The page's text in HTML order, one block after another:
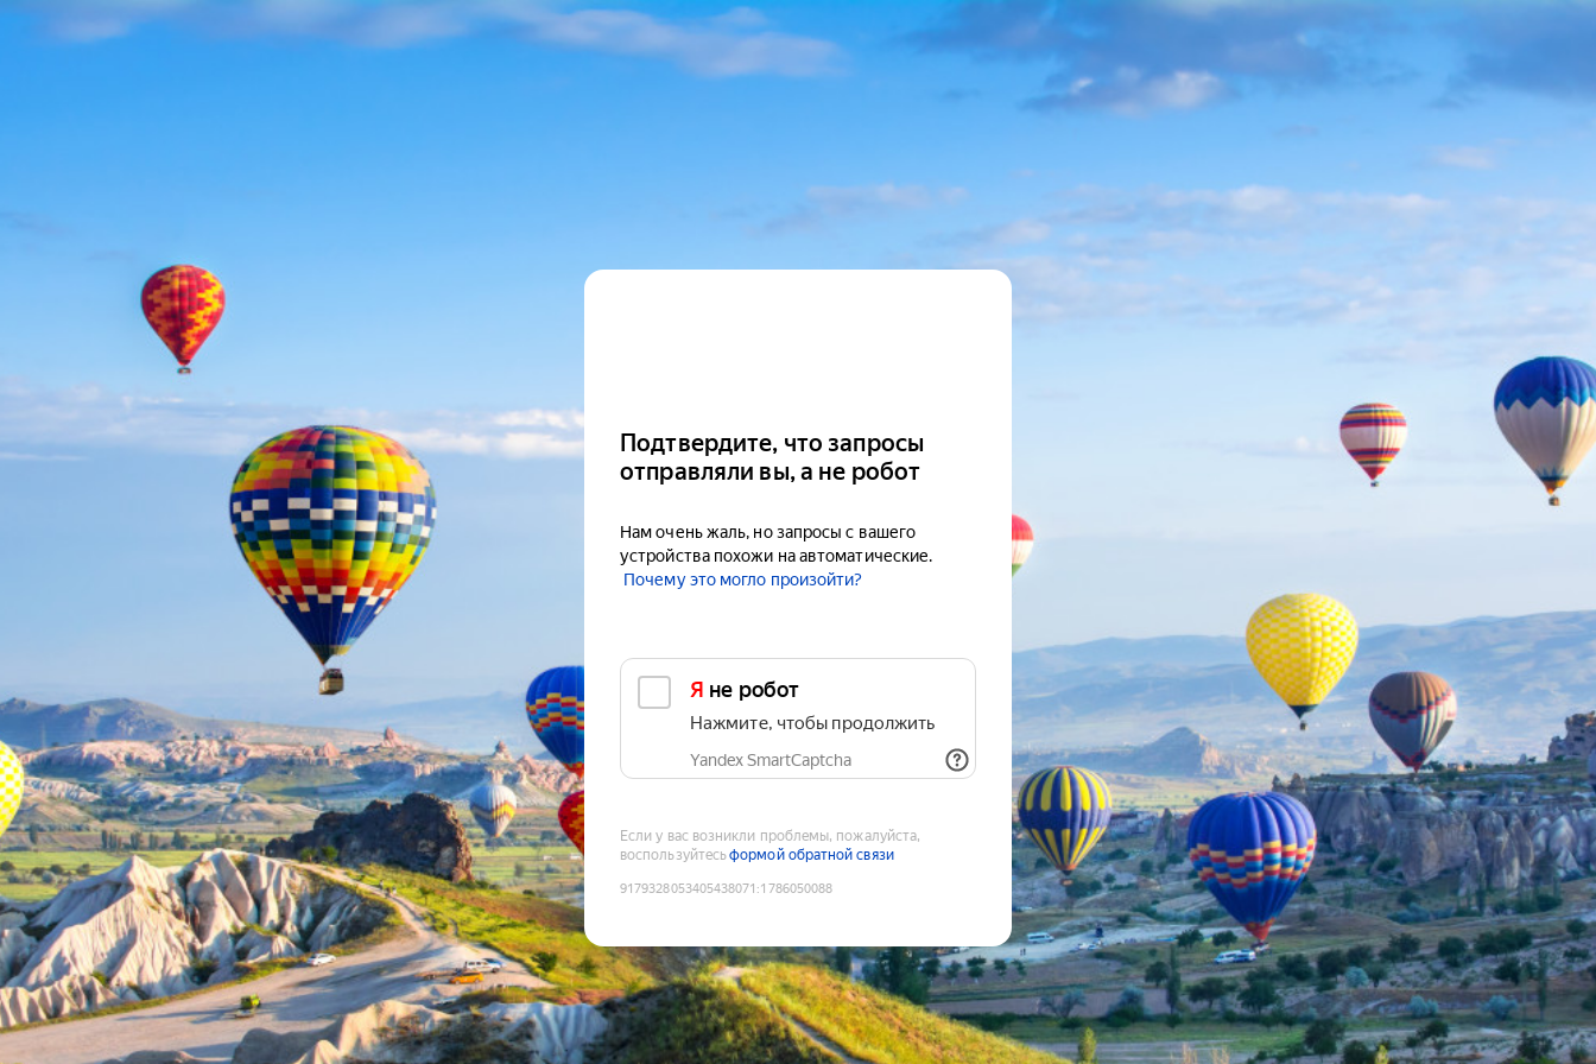
Подтвердите, что запросы
отправляли вы, а не робот
Нам очень жаль, но запросы с вашего
устройства похожи на автоматические.
Почему это могло произойти?
Я не робот
Нажмите, чтобы продолжить
Yandex SmartCaptcha
Если у вас возникли проблемы, пожалуйста,
воспользуйтесьформой обратной связи
9179328053405438071 :1786050088